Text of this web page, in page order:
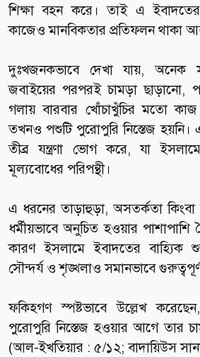
শিক্ষা বহন করে। তাই এ ইবাদতের
কাজেও মানবিকতার প্রতিফলন থাকা
দুঃখজনকভাবে দেখা যায়, অনেক
জবাইয়ের পরপরই চামড়া ছাড়ানো,
গলায় বারবার খোঁচাখুঁচির মতো
তখনও পশুটি পুরোপুরি নিস্তেজ হয়নি।
তীব্র যন্ত্রণা ভোগ করে, যা
মূল্যবোধের পরিপন্থী।
এ ধরনের তাড়াহুড়া, অসতর্কতা
ধর্মীয়ভাবে অনুচিত হওয়ার পাশাপাশি
কারণ ইসলামে ইবাদতের বাহ্যিক
সৌন্দর্য ও শৃঙ্খলাও সমানভাবে
ফকিহগণ স্পষ্টভাবে উল্লেখ
পুরোপুরি নিস্তেজ হওয়ার আগে তার
(আল-ইখতিয়ার : ৫/১২; বাদায়িউস